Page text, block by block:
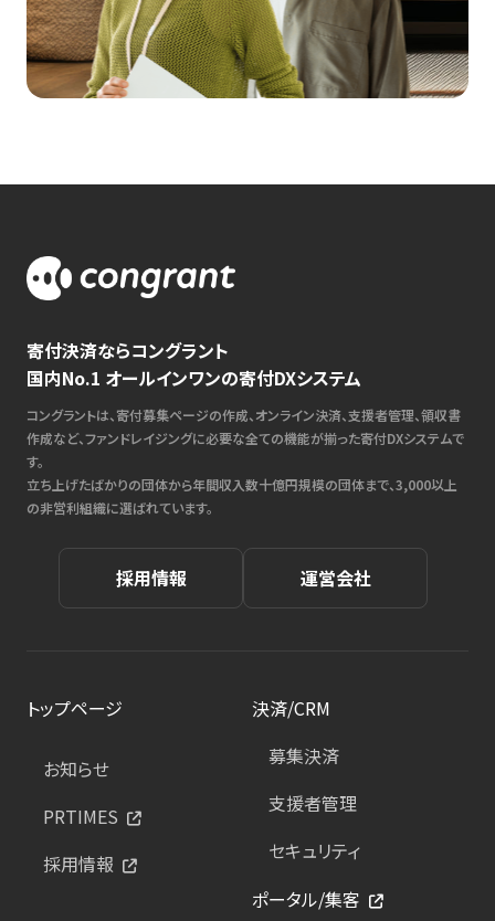
寄付決済ならコングラント
国内No.1 オールインワンの寄付DXシステム
コングラントは、寄付募集ページの作成、オンライン決済、支援者管理、領収書
作成など、ファンドレイジングに必要な全ての機能が揃った寄付DXシステムで
す。
立ち上げたばかりの団体から年間収入数十億円規模の団体まで、3,000以上
の非営利組織に選ばれています。
採用情報 運営会社
トップページ
お知らせ
PRTIMES
採用情報
決済/CRM
募集決済
支援者管理
セキュリティ
ポータル/集客